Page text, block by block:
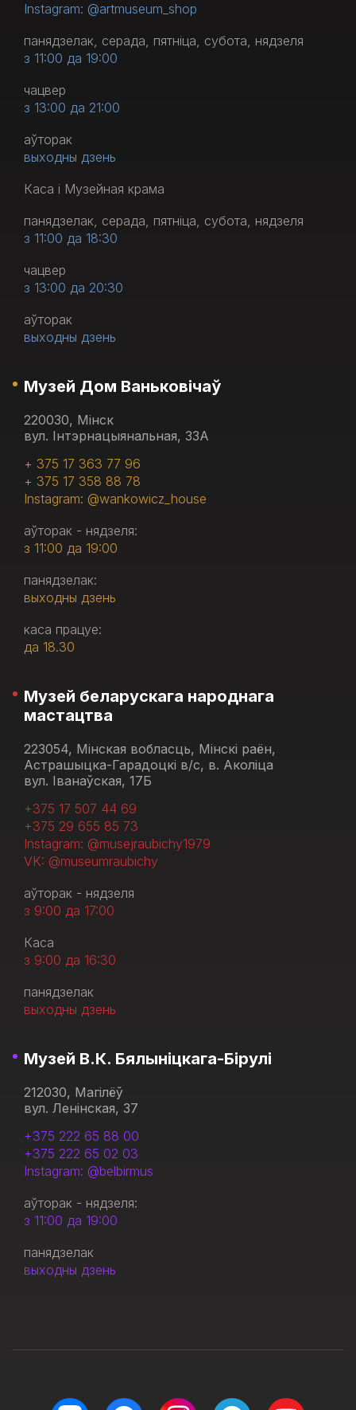
Instagram: @artmuseum_shop
панядзелак, серада, пятніца, субота, нядзеля
з 11:00 да 19:00
чацвер
з 13:00 да 21:00
аўторак
выходны дзень
Каса і Музейная крама
панядзелак, серада, пятніца, субота, нядзеля
з 11:00 да 18:30
чацвер
з 13:00 да 20:30
аўторак
выходны дзень
Музей Дом Ваньковічаў
220030, Мінск
вул. Інтэрнацыянальная, 33А
+ 375 17 363 77 96
+ 375 17 358 88 78
Instagram: @wankowicz_house
аўторак - нядзеля:
з 11:00 да 19:00
панядзелак:
выходны дзень
каса працуе:
да 18.30
Музей беларускага народнага
мастацтва
223054, Мінская вобласць, Мінскі раён,
Астрашыцка-Гарадоцкі в/с, в. Аколіца
вул. Іванаўская, 17Б
+375 17 507 44 69
+375 29 655 85 73
Instagram: @musejraubichy1979
VK: @museumraubichy
аўторак - нядзеля
з 9:00 да 17:00
Каса
з 9:00 да 16:30
панядзелак
выходны дзень
Музей В.К. Бялыніцкага-Бірулі
212030, Магілёў
вул. Ленінская, 37
+375 222 65 88 00
+375 222 65 02 03
Instagram: @belbirmus
аўторак - нядзеля:
з 11:00 да 19:00
панядзелак
выходны дзень